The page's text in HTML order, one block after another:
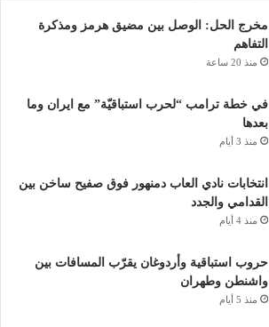
مخرج الحل: الوصل بين مضيق هرمز ومذكرة
التفاهم
منذ 20 ساعة
في خطة ترامب “لحرب استباقيّة” مع ايران وما
بعدها
منذ 3 أيام
انتخابات نادي العاب دمنهور فوق صفيح ساخن بين
القدامي والجدد
منذ 4 أيام
حروب استباقية وأردوغان يقرّب المسافات بين
واشنطن وطهران
منذ 5 أيام